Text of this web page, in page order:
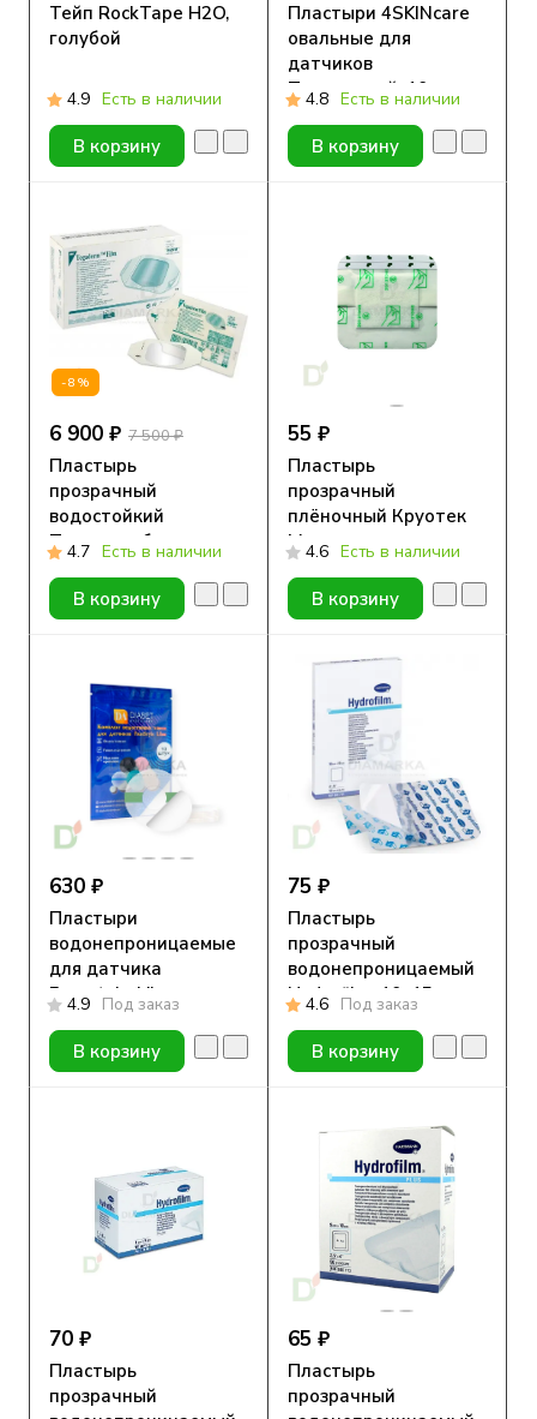
Тейп RockTape H2O,
голубой
4.9 Есть в наличии
В корзину
Пластыри 4SKINcare
овальные для
датчиков
Прозрачный, 10 шт
4.8 Есть в наличии
В корзину
-8%
6 900 ₽ 7 500 ₽
Пластырь
прозрачный
водостойкий
Тегадерм без выреза
(3M™ Tegaderm Film)
1624W, 6 x 7 см, упак.
100 шт
4.7 Есть в наличии
В корзину
55 ₽
Пластырь
прозрачный
плёночный Круотек
Медитек с
подушечкой, 9x10см
4.6 Есть в наличии
В корзину
630 ₽
Пластыри
водонепроницаемые
для датчика
Freestyle Libre,
Прозрачный, 10шт
4.9 Под заказ
В корзину
75 ₽
Пластырь
прозрачный
водонепроницаемый
Hydrofilm, 10х15см.
4.6 Под заказ
В корзину
70 ₽
Пластырь
прозрачный
65 ₽
Пластырь
прозрачный